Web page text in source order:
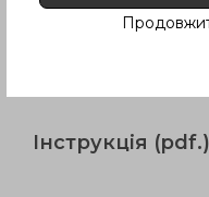
Інструкція (pdf.)